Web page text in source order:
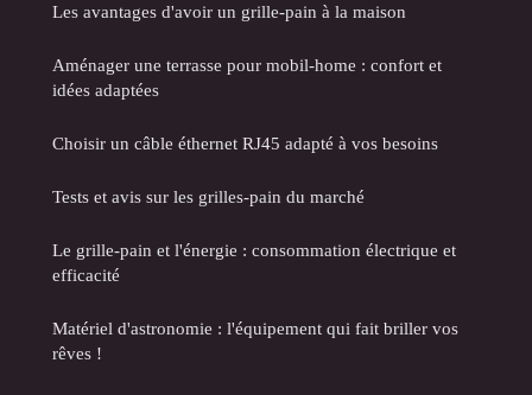
Les avantages d'avoir un grille-pain à la maison
Aménager une terrasse pour mobil-home : confort et
idées adaptées
Choisir un câble éthernet RJ45 adapté à vos besoins
Tests et avis sur les grilles-pain du marché
Le grille-pain et l'énergie : consommation électrique et
efficacité
Matériel d'astronomie : l'équipement qui fait briller vos
rêves !